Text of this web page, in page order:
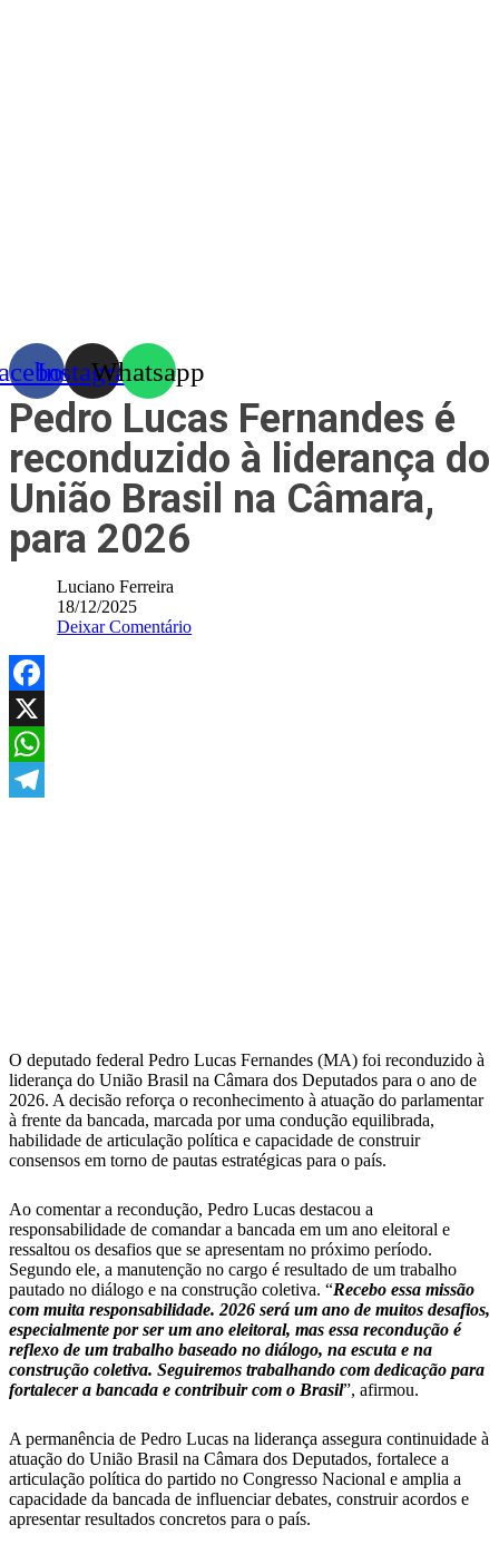
InstagramWhatsapp
Pedro Lucas Fernandes é
reconduzido à liderança do
União Brasil na Câmara,
para 2026
Luciano Ferreira
18/12/2025
Deixar Comentário
Facebook
X
WhatsApp
O deputado federal Pedro Lucas Fernandes (MA) foi reconduzido à
liderança do União Brasil na Câmara dos Deputados para o ano de
2026. A decisão reforça o reconhecimento à atuação do parlamentar
à frente da bancada, marcada por uma condução equilibrada,
habilidade de articulação política e capacidade de construir
consensos em torno de pautas estratégicas para o país.
Ao comentar a recondução, Pedro Lucas destacou a
responsabilidade de comandar a bancada em um ano eleitoral e
ressaltou os desafios que se apresentam no próximo período.
Segundo ele, a manutenção no cargo é resultado de um trabalho
pautado no diálogo e na construção coletiva. “Recebo essa missão
com muita responsabilidade. 2026 será um ano de muitos desafios,
especialmente por ser um ano eleitoral, mas essa recondução é
reflexo de um trabalho baseado no diálogo, na escuta e na
construção coletiva. Seguiremos trabalhando com dedicação para
fortalecer a bancada e contribuir com o Brasil”, afirmou.
A permanência de Pedro Lucas na liderança assegura continuidade à
atuação do União Brasil na Câmara dos Deputados, fortalece a
articulação política do partido no Congresso Nacional e amplia a
capacidade da bancada de influenciar debates, construir acordos e
apresentar resultados concretos para o país.